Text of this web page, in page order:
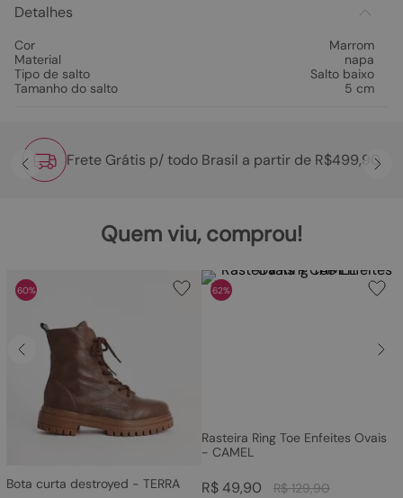
Detalhes
Cor
Marrom
Material
napa
Tipo de salto
Salto baixo
Tamanho do salto
5 cm
Frete Grátis p/ todo Brasil a partir de R$499,90
Quem viu, comprou!
60%
Bota curta destroyed - TERRA
62%
Rasteira Ring Toe Enfeites Ovais
- CAMEL
R$ 129,90
R$49,90